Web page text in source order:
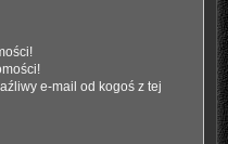
e-mail od kogoś z tej